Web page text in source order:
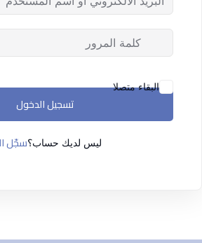
البقاء متصلا
تسجيل الدخول
ليس لديك حساب؟سجّل
تذكر لي فقدت كلمة
التسجيل الآن
ليس لديك حساب ؟تسجيل